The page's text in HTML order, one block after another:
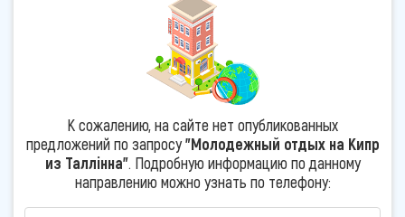
К сожалению, на сайте нет опубликованных
предложений по запросу"Молодежный отдых на Кипр
из Таллінна". Подробную информацию по данному
направлению можно узнать по телефону: